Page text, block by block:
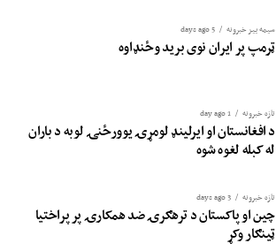
سیمه ییز خبرونه 5 days ago
ټرمپ پر ایران نوی برید وځنډاوه
تازه خبرونه 1 day ago
د افغانستان او ایرلینډ لومړۍ یوورځنۍ لوبه د باران
له کبله لغوه شوه
تازه خبرونه 3 days ago
چین او پاکستان د ترهګرۍ ضد همکارۍ پر پراختیا
ټینګار وکړ